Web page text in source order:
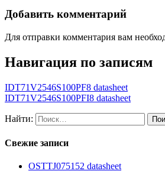
Добавить комментарий
Для отправки комментария вам
Навигация по записям
IDT71V2546S100PF8 datasheet
IDT71V2546S100PFI8 datasheet
Найти:
Свежие записи
OSTTJ075152 datasheet